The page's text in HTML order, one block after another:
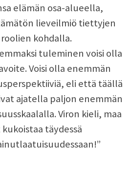
elämän osa-alueella,
lieveilmiö tiettyjen
kohdalla.
tuleminen voisi olla
Voisi olla enemmän
eli että täällä
ajatella paljon enemmän
Viron kieli, maa
täydessä